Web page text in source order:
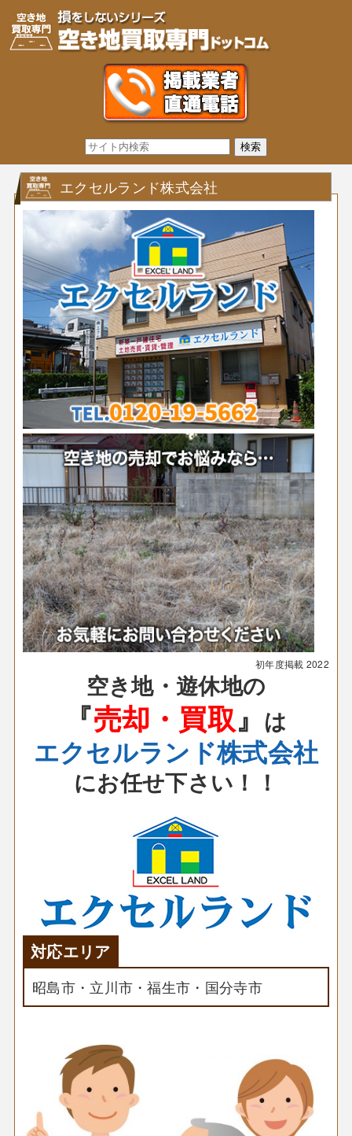
エクセルランド株式会社
初年度掲載 2022
空き地・遊休地の
『売却・買取』 は
エクセルランド株式会社
にお任せ下さい！！
対応エリア
昭島市・立川市・福生市・国分寺市